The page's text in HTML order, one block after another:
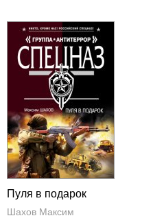
Пуля в подарок
Шахов Максим